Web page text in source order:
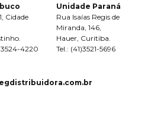
Cidade
3524-4220
Unidade Paraná
Rua Isaías Regis de
Miranda, 146,
Hauer, Curitiba.
Tel.: (41)3521-5696